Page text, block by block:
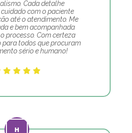
Cada detalhe
com o paciente
até o atendimento. Me
e bem acompanhada
processo. Com certeza
para todos que procuram
sério e humano!